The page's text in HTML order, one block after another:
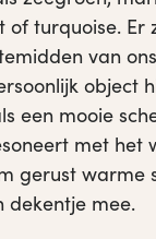
of turquoise. Er
van
object
een mooie
met het
gerust warme
dekentje mee.